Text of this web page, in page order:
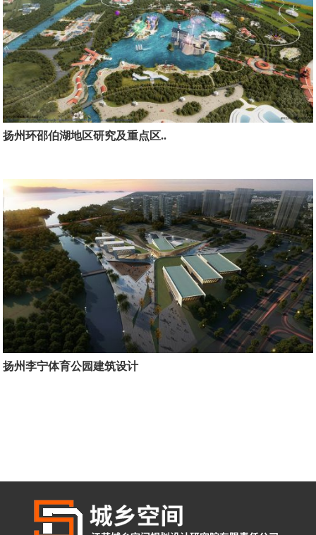
扬州环邵伯湖地区研究及重点区..
扬州李宁体育公园建筑设计